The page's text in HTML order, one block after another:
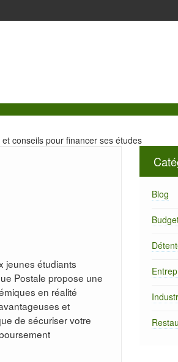
conseils pour financer ses études
jeunes étudiants
Postale propose une
en réalité
et
de sécuriser votre
Blog